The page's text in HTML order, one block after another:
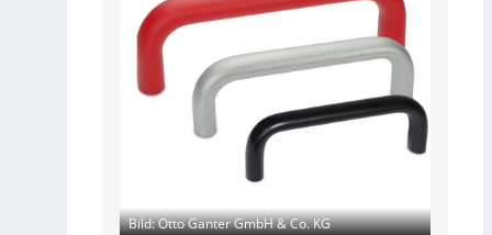
Bild: Otto Ganter GmbH & Co. KG